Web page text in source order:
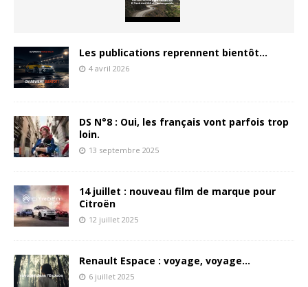
Les publications reprennent bientôt…
4 avril 2026
DS N°8 : Oui, les français vont parfois trop
loin.
13 septembre 2025
14 juillet : nouveau film de marque pour
Citroën
12 juillet 2025
Renault Espace : voyage, voyage…
6 juillet 2025